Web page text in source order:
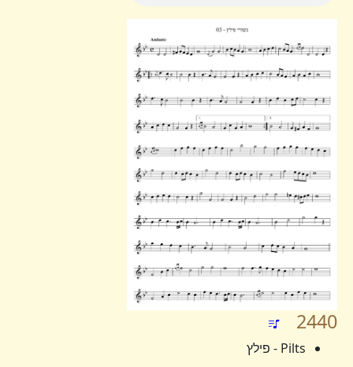
2440
Pilts - פילץ